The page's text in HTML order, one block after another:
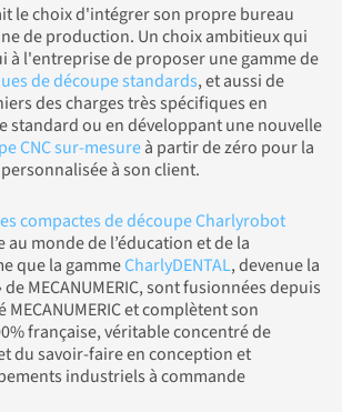
le choix d'intégrer son propre bureau
de production. Un choix ambitieux qui
à l'entreprise de proposer une gamme de
de découpe standards, et aussi de
des charges très spécifiques en
standard ou en développant une nouvelle
CNC sur-mesureà partir de zéro pour la
à son client.
compactes de découpe Charlyrobot
monde de l’éducation et de la
que la gammeCharlyDENTAL, devenue la
MECANUMERIC, sont fusionnées depuis
MECANUMERIC et complètent son
française, véritable concentré de
du savoir-faire en conception et
industriels à commande